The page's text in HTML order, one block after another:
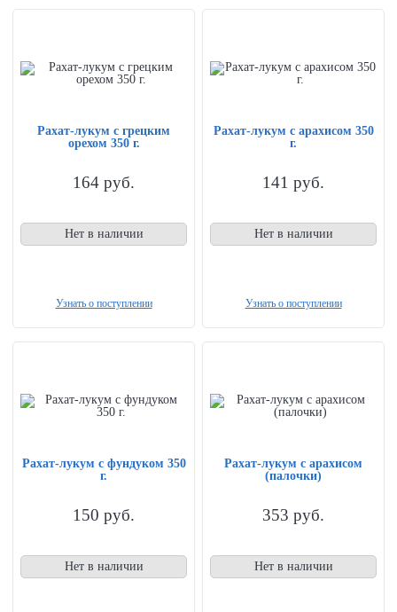
Рахат-лукум с грецким
орехом 350 г.
164 руб.
Нет в наличии
Узнать о поступлении
Рахат-лукум с арахисом 350
г.
141 руб.
Нет в наличии
Узнать о поступлении
Рахат-лукум с фундуком 350
г.
150 руб.
Нет в наличии
Рахат-лукум с арахисом
(палочки)
353 руб.
Нет в наличии